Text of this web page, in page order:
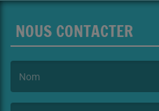
NOUS CONTACTER